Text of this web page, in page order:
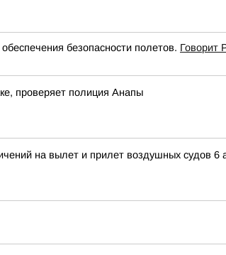
безопасности полетов. Говорит
проверяет полиция Анапы
на вылет и прилет воздушных судов 6